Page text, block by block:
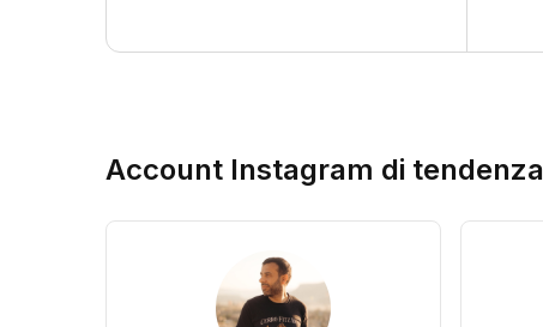
Account Instagram di tendenza